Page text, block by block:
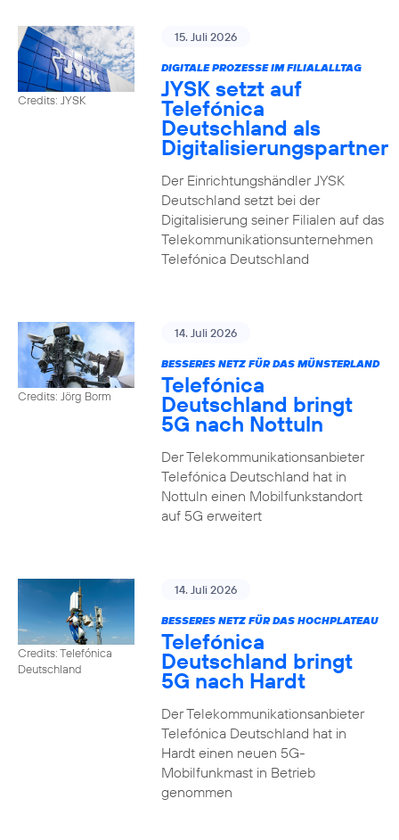
Credits: JYSK
15. Juli 2026
DIGITALE PROZESSE IM FILIALALLTAG
JYSK setzt auf
Telefónica
Deutschland als
Digitalisierungspartner
Der Einrichtungshändler JYSK
Deutschland setzt bei der
Digitalisierung seiner Filialen auf das
Telekommunikationsunternehmen
Telefónica Deutschland
Credits: Jörg Borm
14. Juli 2026
BESSERES NETZ FÜR DAS MÜNSTERLAND
Telefónica
Deutschland bringt
5G nach Nottuln
Der Telekommunikationsanbieter
Telefónica Deutschland hat in
Nottuln einen Mobilfunkstandort
auf 5G erweitert
Credits: Telefónica
Deutschland
14. Juli 2026
BESSERES NETZ FÜR DAS HOCHPLATEAU
Telefónica
Deutschland bringt
5G nach Hardt
Der Telekommunikationsanbieter
Telefónica Deutschland hat in
Hardt einen neuen 5G-
Mobilfunkmast in Betrieb
genommen